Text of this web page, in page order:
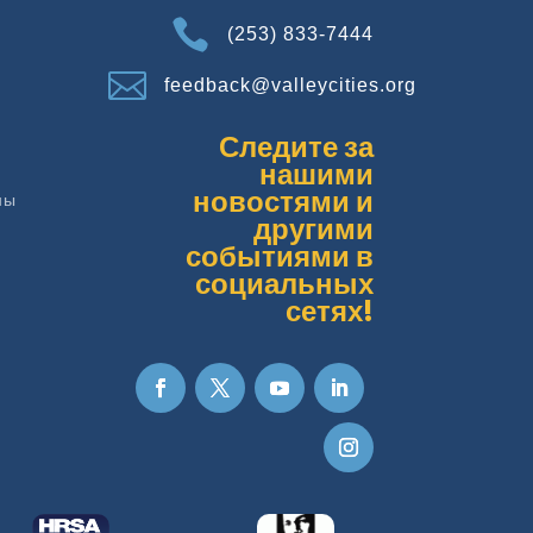
 (253) 833-7444
 feedback@valleycities.org
Следите за
нашими
новостями и
другими
событиями в
социальных
сетях!